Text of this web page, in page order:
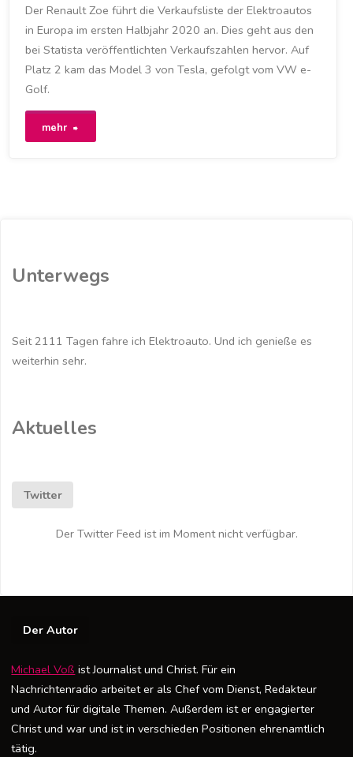
/ TELSA /TESLA MODEL 3
/ VERKAUF /VW /VW E-
GOLF/ ZOE
18. SEPTEMBER 2020
Der Renault Zoe führt die Verkaufsliste der Elektroautos
in Europa im ersten Halbjahr 2020 an. Dies geht aus den
bei Statista veröffentlichten Verkaufszahlen hervor. Auf
Platz 2 kam das Model 3 von Tesla, gefolgt vom VW e-
Golf.
mehr
Halbjahr
das
Unterwegs
Seit 2111 Tagen fahre ich Elektroauto. Und ich genieße es
weiterhin sehr.
Aktuelles
Twitter
Der Twitter Feed ist im Moment nicht verfügbar.
Der Autor
Michael Voß ist Journalist und Christ. Für ein
Nachrichtenradio arbeitet er als Chef vom Dienst, Redakteur
und Autor für digitale Themen. Außerdem ist er engagierter
Christ und war und ist in verschieden Positionen ehrenamtlich
tätig.